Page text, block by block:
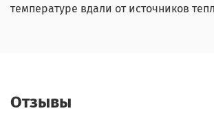
температуре вдали от источников
Отзывы